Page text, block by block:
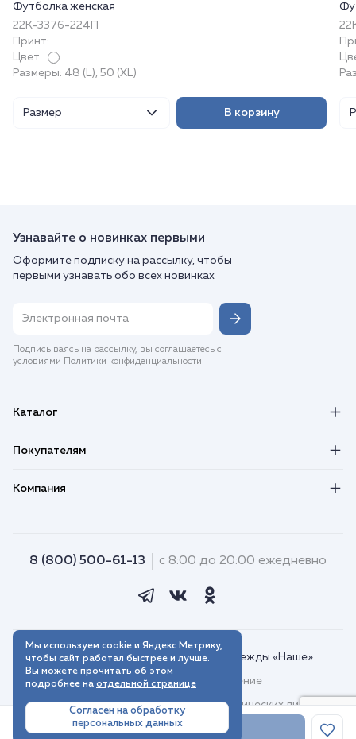
В корзину
Футболка женская
22К-3376-224П
Принт:
Цвет:
Размеры: 48 (L), 50 (XL)
Размер В корзину
Узнавайте о новинках первыми
Оформите подписку на рассылку, чтобы
первыми узнавать обо всех новинках
Подписываясь на рассылку, вы соглашаетесь с
условиями Политики конфиденциальности
Каталог
Покупателям
Компания
8 (800) 500-61-13 с 8:00 до 20:00 ежедневно
© 2018–2026. Интернет-магазин одежды «Наше»
Пользовательское соглашение
Договор присоединения для юридических лиц
Политика обработки персональных данных
Мы используем cookie и Яндекс Метрику,
чтобы сайт работал быстрее и лучше.
Вы можете прочитать об этом
подробнее на отдельной странице
Согласен на обработку
персональных данных